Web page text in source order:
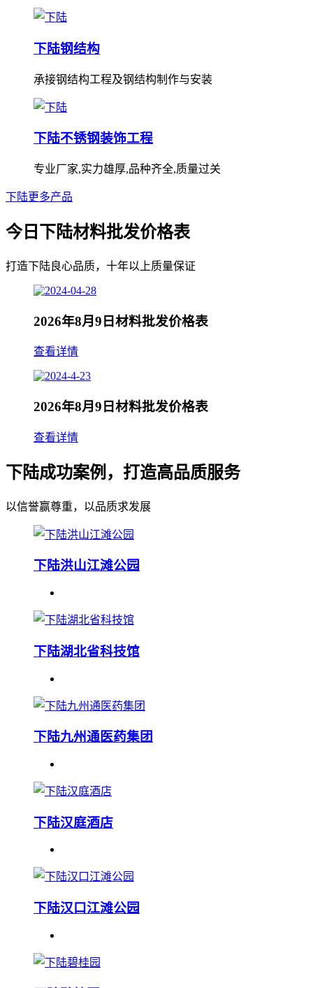
下陆钢结构
承接钢结构工程及钢结构制作与安装
下陆不锈钢装饰工程
专业厂家,实力雄厚,品种齐全,质量过关
下陆更多产品
今日下陆材料批发价格表
打造下陆良心品质，十年以上质量保证
2026年8月9日材料批发价格表
查看详情
2026年8月9日材料批发价格表
查看详情
下陆成功案例，打造高品质服务
以信誉赢尊重，以品质求发展
下陆洪山江滩公园
下陆湖北省科技馆
下陆九州通医药集团
下陆汉庭酒店
下陆汉口江滩公园